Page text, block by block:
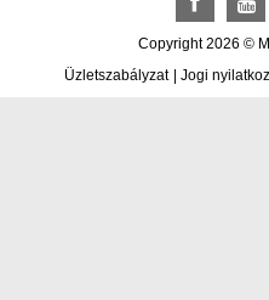
Copyright 2026 ©
Facebook
Üzletszabályzat Jogi